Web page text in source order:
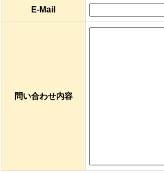
E-Mail
問い合わせ内容